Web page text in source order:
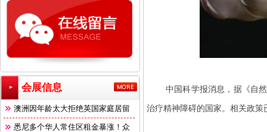
会展信息
澳洲因年龄太大拒绝英国家庭居留
悉尼多个华人常住区租金暴涨！众
中国科学报消息，据《自
治疗精神障碍的国家。相关政策